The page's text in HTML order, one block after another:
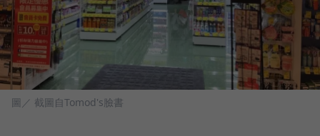
圖／ 截圖自Tomod's臉書